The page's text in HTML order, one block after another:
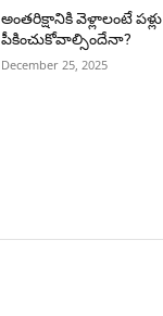
అంతరిక్షానికి వెళ్లాలంటే పళ్లు
పీకించుకోవాల్సిందేనా?
December 25, 2025